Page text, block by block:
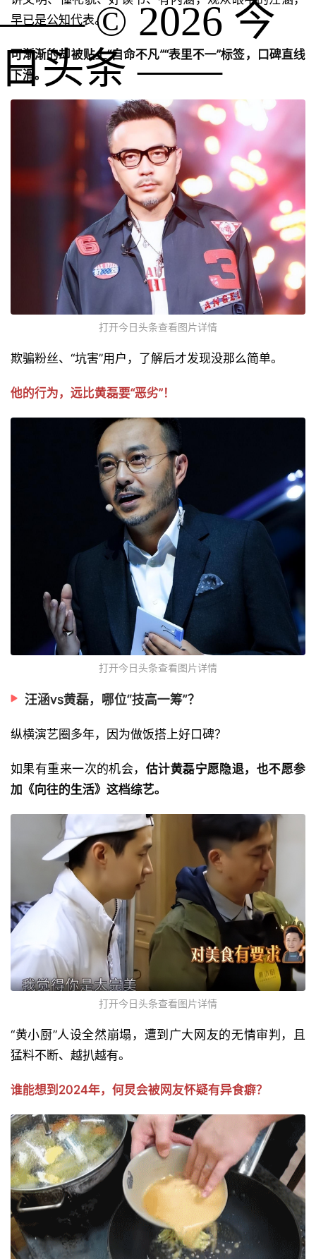
早已是公知代表。
可渐渐的却被贴上“自命不凡”“表里不一”标签，口碑直线
下滑。
打开今日头条查看图片详情
欺骗粉丝、“坑害”用户，了解后才发现没那么简单。
他的行为，远比黄磊要“恶劣”！
打开今日头条查看图片详情
汪涵vs黄磊，哪位“技高一筹”？
纵横演艺圈多年，因为做饭搭上好口碑？
如果有重来一次的机会， 估计黄磊宁愿隐退，也不愿参
加《向往的生活》这档综艺。
打开今日头条查看图片详情
“黄小厨”人设全然崩塌，遭到广大网友的无情审判，且
猛料不断、越扒越有。
谁能想到2024年，何炅会被网友怀疑有异食癖？
—— ©2026 今
日头条——